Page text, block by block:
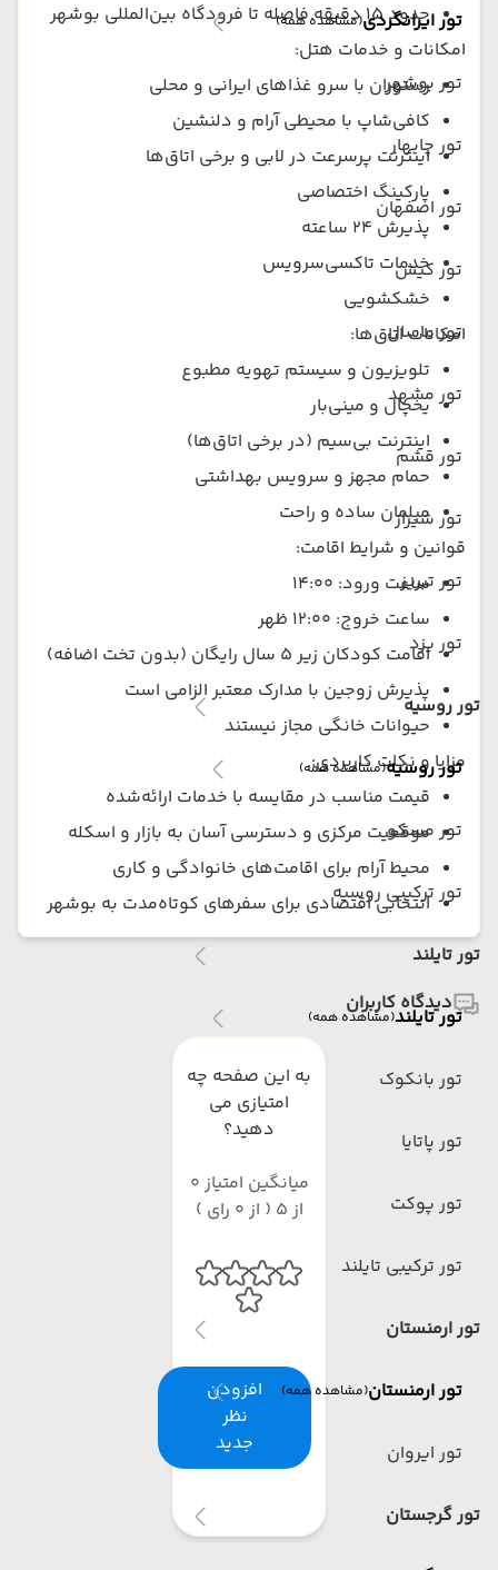
تور ایرانگردی(مشاهده همه)
تور بوشهر
تور چابهار
تور اصفهان
تور کیش
تور ماسال
تور مشهد
تور قشم
تور شیراز
تور تبریز
تور یزد
تور روسیه
تور روسیه(مشاهده همه)
تور مسکو
تور ترکیبی روسیه
تور تایلند
تور تایلند(مشاهده همه)
تور بانکوک
تور پاتایا
تور پوکت
تور ترکیبی تایلند
تور ارمنستان
تور ارمنستان(مشاهده همه)
تور ایروان
تور گرجستان
حدود ۱۵ دقیقه فاصله تا فرودگاه بین‌المللی بوشهر
امکانات و خدمات هتل:
رستوران با سرو غذاهای ایرانی و محلی
کافی‌شاپ با محیطی آرام و دلنشین
اینترنت پرسرعت در لابی و برخی اتاق‌ها
پارکینگ اختصاصی
پذیرش ۲۴ ساعته
خدمات تاکسی‌سرویس
خشکشویی
امکانات اتاق‌ها:
تلویزیون و سیستم تهویه مطبوع
یخچال و مینی‌بار
اینترنت بی‌سیم (در برخی اتاق‌ها)
حمام مجهز و سرویس بهداشتی
مبلمان ساده و راحت
قوانین و شرایط اقامت:
ساعت ورود: ۱۴:۰۰
ساعت خروج: ۱۲:۰۰ ظهر
اقامت کودکان زیر ۵ سال رایگان (بدون تخت اضافه)
پذیرش زوجین با مدارک معتبر الزامی است
حیوانات خانگی مجاز نیستند
مزایا و نکات کاربردی:
قیمت مناسب در مقایسه با خدمات ارائه‌شده
موقعیت مرکزی و دسترسی آسان به بازار و اسکله
محیط آرام برای اقامت‌های خانوادگی و کاری
انتخابی اقتصادی برای سفرهای کوتاه‌مدت به بوشهر
دیدگاه کاربران
به این صفحه چه
امتیازی می
دهید؟
میانگین امتیاز 0
از 5 ( از 0 رای )
افزودن
نظر
جدید